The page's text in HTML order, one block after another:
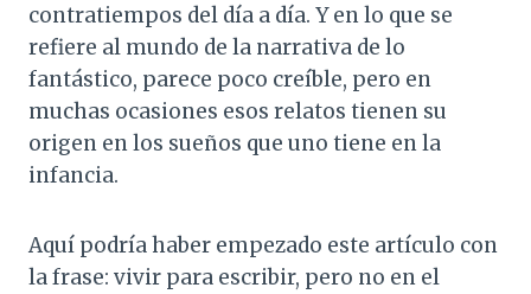
contratiempos del día a día. Y en lo que se
refiere al mundo de la narrativa de lo
fantástico, parece poco creíble, pero en
muchas ocasiones esos relatos tienen su
origen en los sueños que uno tiene en la
infancia.
Aquí podría haber empezado este artículo con
la frase: vivir para escribir, pero no en el